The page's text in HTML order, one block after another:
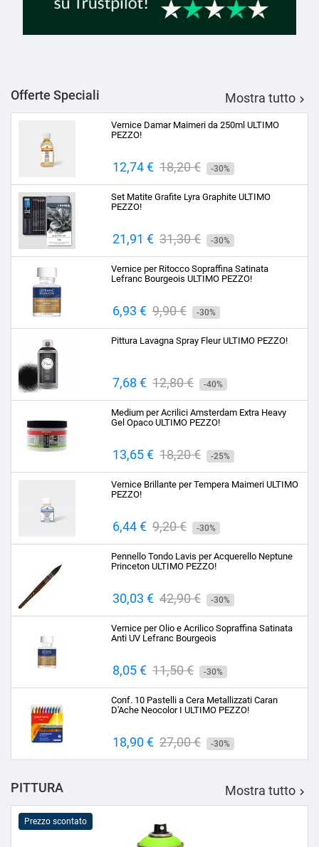
Offerte Speciali Mostra tutto 
Vernice Damar Maimeri da 250ml ULTIMO
PEZZO!
Prezzo
12,74 € Prezzo
base
18,20 € -30%
Set Matite Grafite Lyra Graphite ULTIMO
PEZZO!
Prezzo
21,91 € Prezzo
base
31,30 € -30%
Vernice per Ritocco Sopraffina Satinata
Lefranc Bourgeois ULTIMO PEZZO!
Prezzo
6,93 € Prezzo
base
9,90 € -30%
Pittura Lavagna Spray Fleur ULTIMO PEZZO!
Prezzo
7,68 € Prezzo
base
12,80 € -40%
Medium per Acrilici Amsterdam Extra Heavy
Gel Opaco ULTIMO PEZZO!
Prezzo
13,65 € Prezzo
base
18,20 € -25%
Vernice Brillante per Tempera Maimeri ULTIMO
PEZZO!
Prezzo
6,44 € Prezzo
base
9,20 € -30%
Pennello Tondo Lavis per Acquerello Neptune
Princeton ULTIMO PEZZO!
Prezzo
30,03 € Prezzo
base
42,90 € -30%
Vernice per Olio e Acrilico Sopraffina Satinata
Anti UV Lefranc Bourgeois
Prezzo
8,05 € Prezzo
base
11,50 € -30%
Conf. 10 Pastelli a Cera Metallizzati Caran
D'Ache Neocolor I ULTIMO PEZZO!
Prezzo
18,90 € Prezzo
base
27,00 € -30%
PITTURA Mostra tutto 
Prezzo scontato